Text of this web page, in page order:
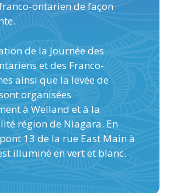
ontarien de façon
de la Journée des
et des Franco-
ainsi que la levée de
organisées
à Welland et à la
région de Niagara. En
13 de la rue East Main à
illuminé en vert et blanc.